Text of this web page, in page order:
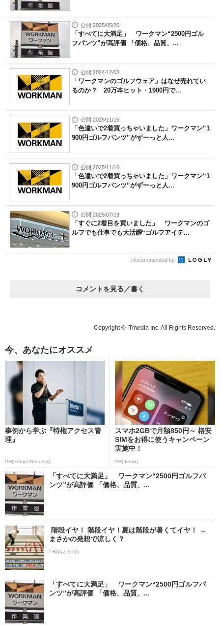
公開 2025/05/20
「すべてに大満足」 ワークマン“2500円ゴル
フパンツ”が高評価 「価格、品質、...
公開 2024/12/03
「ワークマンのゴルフウェア」はなぜ売れてい
るのか？ 20万本ヒット・1900円で...
公開 2025/11/16
「色違いで2着買っちゃいました」ワークマン“1
900円ゴルフパンツ”がずーっと人...
公開 2025/11/16
「色違いで2着買っちゃいました」ワークマン“1
900円ゴルフパンツ”がずーっと人...
公開 2025/07/19
「すぐに2着目を買いました」 ワークマンのゴ
ルフでも仕事でも大活躍“ゴルフアイテ...
Recommended by
コメントを見る／書く
Copyright © ITmedia Inc. All Rights Reserved.
今、あなたにオススメ
事例から学ぶ『特権アクセス管
理』
PR(KeeperSecurity)
スマホ2GBで月額850円～ 格安
SIMをお得に使うキャンペーン
実施中！
PR(IIJmio)
「すべてに大満足」 ワークマン“2500円ゴルフパ
ンツ”が高評価 「価格、品質、...
階段イヤ！ 階段イヤ！夏は階段が暑くてイヤ！ →
まさかの発想で涼しく？
PR(ねとらぼ)
「すべてに大満足」 ワークマン“2500円ゴルフパ
ンツ”が高評価 「価格、品質、...